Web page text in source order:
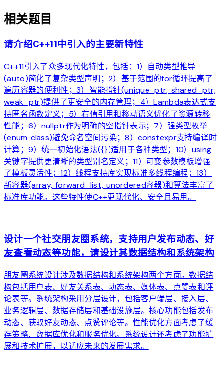
相关题目
请介绍C++11中引入的主要新特性
C++11引入了众多现代化特性，包括：1）自动类型推导
(auto)简化了复杂类型声明；2）基于范围的for循环提高了
遍历容器的便利性；3）智能指针(unique_ptr, shared_ptr,
weak_ptr)提供了更安全的内存管理；4）Lambda表达式支
持匿名函数定义；5）右值引用和移动语义优化了资源转移
性能；6）nullptr作为明确的空指针表示；7）强类型枚举
(enum class)避免命名空间污染；8）constexpr支持编译时
计算；9）统一初始化语法({})适用于各种类型；10）using
关键字提供更清晰的类型别名定义；11）可变参数模板增强
了模板灵活性；12）线程支持库实现标准多线程编程；13）
新容器(array, forward_list, unordered容器)和算法丰富了
标准库功能。这些特性使C++更现代化、安全且易用。
设计一个社交朋友圈系统，支持用户发布动态、好
友查看动态等功能，请设计其数据结构和系统架构
朋友圈系统设计涉及数据结构和系统架构两个方面。数据结
构包括用户表、好友关系表、动态表、媒体表、点赞表和评
论表等。系统架构采用分层设计，包括客户端层、接入层、
业务逻辑层、数据存储层和基础设施层。核心功能包括发布
动态、获取好友动态、点赞评论等。性能优化方面考虑了缓
存策略、数据库优化和服务优化。系统设计还考虑了功能扩
展和技术扩展，以适应未来的发展需求。